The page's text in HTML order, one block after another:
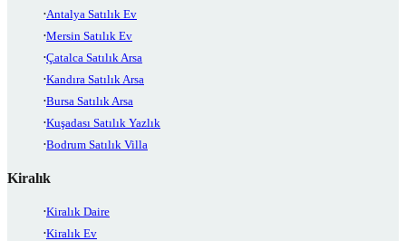
Antalya Satılık Ev
Mersin Satılık Ev
Çatalca Satılık Arsa
Kandıra Satılık Arsa
Bursa Satılık Arsa
Kuşadası Satılık Yazlık
Bodrum Satılık Villa
Kiralık
Kiralık Daire
Kiralık Ev